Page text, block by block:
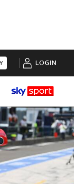
LOGIN